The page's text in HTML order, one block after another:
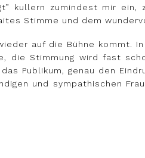
kullern zumindest mir ein,
Stimme und dem
auf die Bühne kommt.
die Stimmung wird fast
Publikum, genau den
und sympathischen